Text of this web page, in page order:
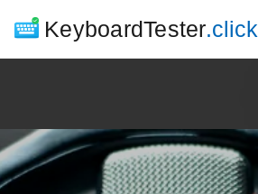
KeyboardTester.click